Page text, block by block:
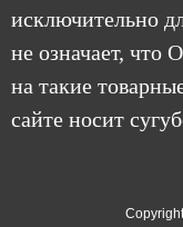
исключительно
не означает, что
на такие
сайте носит